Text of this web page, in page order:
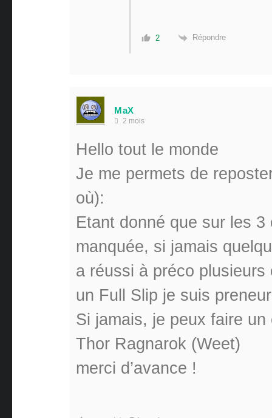
2 Répondre
MaX
2 mois
Hello tout le monde
Je me permets de
où):
Etant donné que sur les 3
manquée, si jamais
a réussi à préco
un Full Slip je suis preneur
Si jamais, je peux faire
Thor Ragnarok (Weet)
merci d’avance !